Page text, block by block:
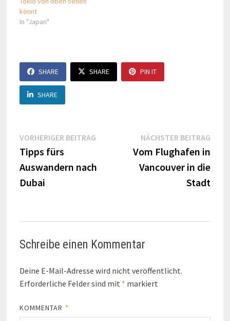
könnt
In "Japan"
SHARE SHARE PIN IT
SHARE
Beitragsnavigation
VORHERIGER BEITRAGVorheriger
Tipps fürs
Auswandern nach
Dubai
NÄCHSTER BEITRAG
Vom Flughafen in
Vancouver in die
Stadt
Schreibe einen Kommentar
Deine E-Mail-Adresse wird nicht veröffentlicht.
Erforderliche Felder sind mit * markiert
KOMMENTAR *